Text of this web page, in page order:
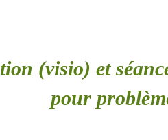
(visio) et
pour